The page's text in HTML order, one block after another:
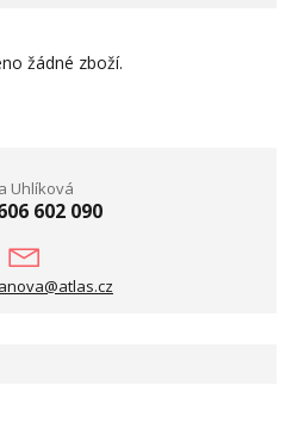
žádné zboží.
Uhlíková
602 090